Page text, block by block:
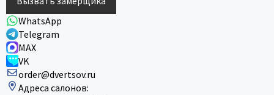
WhatsApp
Telegram
MAX
VK
order@dvertsov.ru
Адреса салонов: